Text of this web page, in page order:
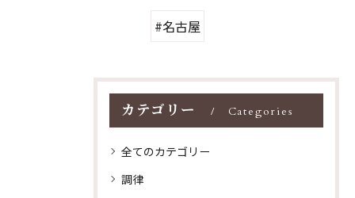
#名古屋
カテゴリー Categories
全てのカテゴリー
調律